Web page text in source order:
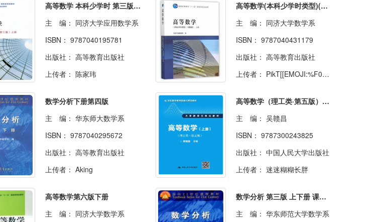
高等数学 本科少学时 第三版 上册
主 编： 同济大学应用数学系
ISBN： 9787040195781
出版社： 高等教育出版社
上传者： 陈家玮
高等数学(本科少学时类型)(第4版)(上册)
主 编： 同济大学数学系
ISBN： 9787040431179
出版社： 高等教育出版社
上传者： PikT[[EMOJI:%F0%9F%92%95]]
数学分析下册第四版
主 编： 华东师大数学系
ISBN： 9787040295672
出版社： 高等教育出版社
上传者： Aking
高等数学（理工类·第五版）下册
主 编： 吴赣昌
ISBN： 9787300243825
出版社： 中国人民大学出版社
上传者： 迷迷糊糊长胖
高等数学第六版下册
主 编： 同济大学数学系
数学分析 第三版 上下册 课后答案 (华东师范大学数学系)
主 编： 华东师范大学数学系